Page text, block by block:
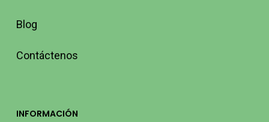
Blog
Contáctenos
INFORMACIÓN